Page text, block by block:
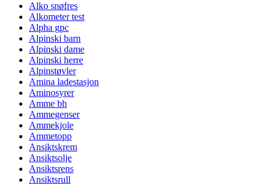
Alko snøfres
Alkometer test
Alpha gpc
Alpinski barn
Alpinski dame
Alpinski herre
Alpinstøvler
Amina ladestasjon
Aminosyrer
Amme bh
Ammegenser
Ammekjole
Ammetopp
Ansiktskrem
Ansiktsolje
Ansiktsrens
Ansiktsrull